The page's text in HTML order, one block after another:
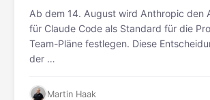
Ab dem 14. August wird Anthropic den
für Claude Code als Standard für die
Team-Pläne festlegen. Diese
der …
Martin Haak